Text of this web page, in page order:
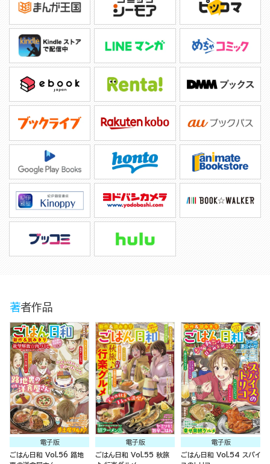
著者作品
電子版
ごはん日和 Vol.56 路地
電子版
ごはん日和 Vol.55 秋旅
電子版
ごはん日和 Vol.54 スパイ